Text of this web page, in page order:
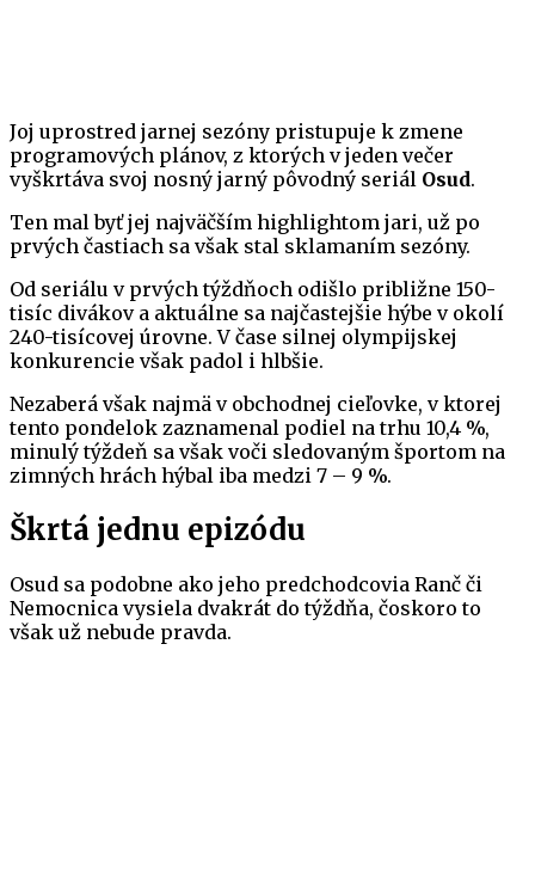
Joj uprostred jarnej sezóny pristupuje k zmene
programových plánov, z ktorých v jeden večer
vyškrtáva svoj nosný jarný pôvodný seriál Osud.
Ten mal byť jej najväčším highlightom jari, už po
prvých častiach sa však stal sklamaním sezóny.
Od seriálu v prvých týždňoch odišlo približne 150-
tisíc divákov a aktuálne sa najčastejšie hýbe v okolí
240-tisícovej úrovne. V čase silnej olympijskej
konkurencie však padol i hlbšie.
Nezaberá však najmä v obchodnej cieľovke, v ktorej
tento pondelok zaznamenal podiel na trhu 10,4 %,
minulý týždeň sa však voči sledovaným športom na
zimných hrách hýbal iba medzi 7 – 9 %.
Škrtá jednu epizódu
Osud sa podobne ako jeho predchodcovia Ranč či
Nemocnica vysiela dvakrát do týždňa, čoskoro to
však už nebude pravda.